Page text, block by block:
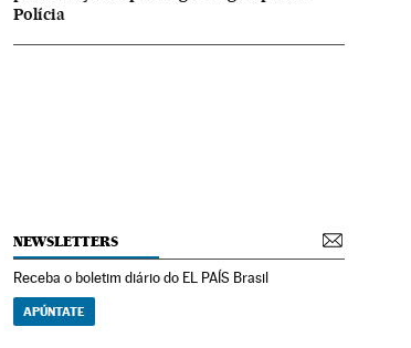
Polícia
NEWSLETTERS
Receba o boletim diário do EL PAÍS Brasil
APÚNTATE